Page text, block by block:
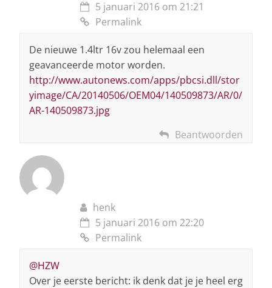
5 januari 2016 om 21:21
Permalink
De nieuwe 1.4ltr 16v zou helemaal een
geavanceerde motor worden.
http://www.autonews.com/apps/pbcsi.dll/stor
yimage/CA/20140506/OEM04/140509873/AR/0/
AR-140509873.jpg
Beantwoorden
henk
5 januari 2016 om 22:20
Permalink
@HZW
Over je eerste bericht: ik denk dat je je heel erg